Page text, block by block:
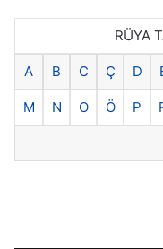
RÜYA
A B C Ç D
M N O Ö P